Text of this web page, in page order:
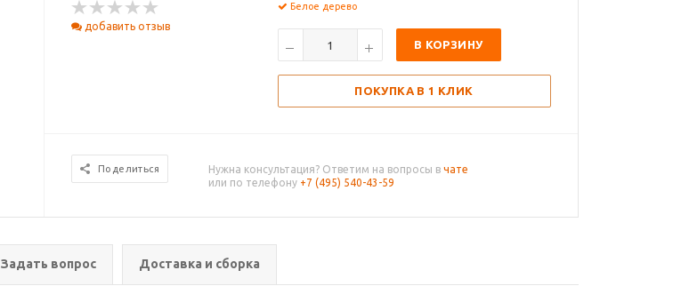
добавить отзыв
Белое дерево
В КОРЗИНУ
ПОКУПКА В 1 КЛИК
Поделиться Нужна консультация? Ответим на вопросы в чате
или по телефону +7 (495) 540-43-59
Задать вопрос Доставка и сборка